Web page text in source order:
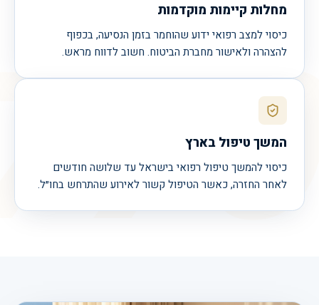
מחלות קיימות מוקדמות
כיסוי למצב רפואי ידוע שהוחמר בזמן הנסיעה, בכפוף
להצהרה ולאישור מחברת הביטוח. חשוב לדווח מראש.
המשך טיפול בארץ
כיסוי להמשך טיפול רפואי בישראל עד שלושה חודשים
לאחר החזרה, כאשר הטיפול קשור לאירוע שהתרחש בחו״ל.